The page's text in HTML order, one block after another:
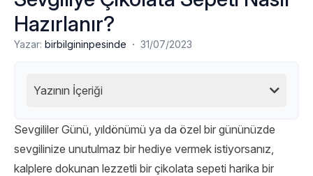
Hazırlanır?
Yazar: birbilgininpesinde · 31/07/2023
Yazının İçeriği
Sevgililer Günü, yıldönümü ya da özel bir gününüzde
sevgilinize unutulmaz bir hediye vermek istiyorsanız,
kalplere dokunan lezzetli bir çikolata sepeti harika bir